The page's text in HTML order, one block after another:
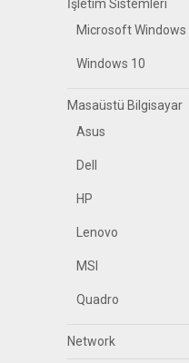
İşletim Sistemleri
Microsoft Windows
Windows 10
Masaüstü Bilgisayar
Asus
Dell
HP
Lenovo
MSI
Quadro
Network